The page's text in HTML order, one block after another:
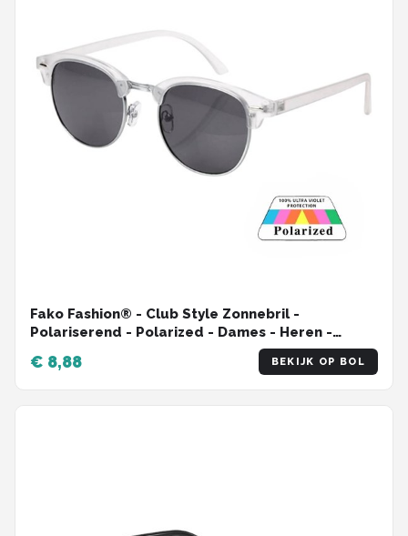
Fako Fashion® - Club Style Zonnebril -
Polariserend - Polarized - Dames - Heren -
€ 8,88 BEKIJK OP BOL